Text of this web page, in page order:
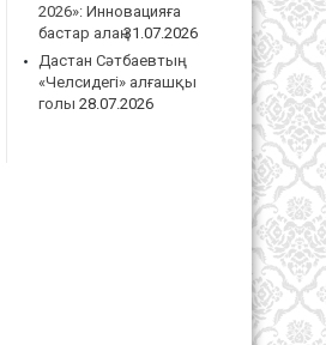
2026»: Инновацияға
бастар алаң 31.07.2026
Дастан Сәтбаевтың
«Челсидегі» алғашқы
голы 28.07.2026